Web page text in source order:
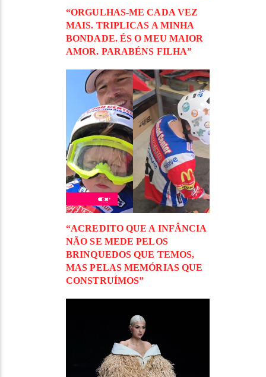
“ORGULHAS-ME CADA VEZ
MAIS. TRIPLICAS A MINHA
BONDADE. ÉS O MEU MAIOR
AMOR. PARABÉNS FILHA”
“ACREDITO QUE A INFÂNCIA
NÃO SE MEDE PELOS
BRINQUEDOS QUE TEMOS,
MAS PELAS MEMÓRIAS QUE
CONSTRUÍMOS”